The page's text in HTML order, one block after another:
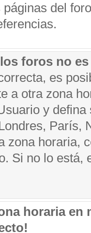
del
foros no
es
a otra zona
y
París,
zona horaria,
Si no lo está,
horaria